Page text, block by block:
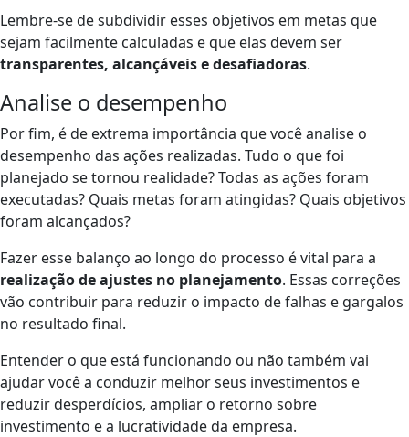
Lembre-se de subdividir esses objetivos em metas que
sejam facilmente calculadas e que elas devem ser
transparentes, alcançáveis e desafiadoras.
Analise o desempenho
Por fim, é de extrema importância que você analise o
desempenho das ações realizadas. Tudo o que foi
planejado se tornou realidade? Todas as ações foram
executadas? Quais metas foram atingidas? Quais objetivos
foram alcançados?
Fazer esse balanço ao longo do processo é vital para a
realização de ajustes no planejamento. Essas correções
vão contribuir para reduzir o impacto de falhas e gargalos
no resultado final.
Entender o que está funcionando ou não também vai
ajudar você a conduzir melhor seus investimentos e
reduzir desperdícios, ampliar o retorno sobre
investimento e a lucratividade da empresa.